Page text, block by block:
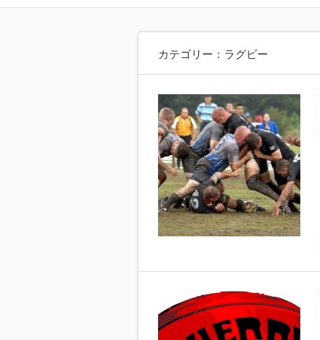
カテゴリー：ラグビー